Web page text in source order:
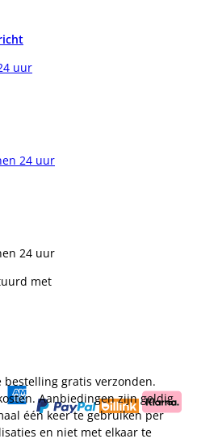
uur
24 uur
24 uur
met
bestelling gratis verzonden.
Aanbiedingen zijn geldig
één keer te gebruiken per
en niet met elkaar te